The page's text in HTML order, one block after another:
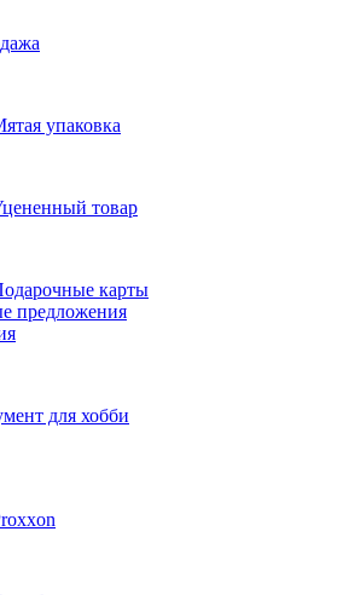
упаковка
товар
карты
предложения
для хобби